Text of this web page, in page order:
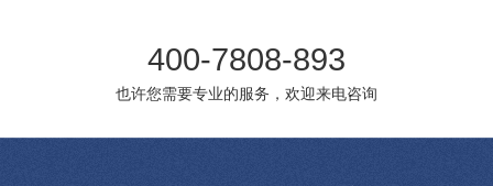
400-7808-893
也许您需要专业的服务，欢迎来电咨询